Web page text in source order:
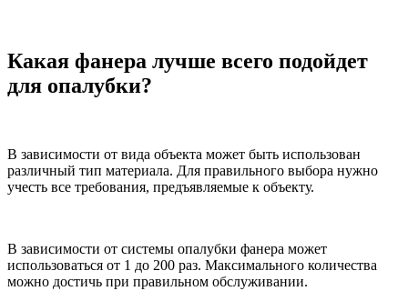
Какая фанера лучше всего подойдет
для опалубки?
В зависимости от вида объекта может быть использован
различный тип материала. Для правильного выбора нужно
учесть все требования, предъявляемые к объекту.
В зависимости от системы опалубки фанера может
использоваться от 1 до 200 раз. Максимального количества
можно достичь при правильном обслуживании.